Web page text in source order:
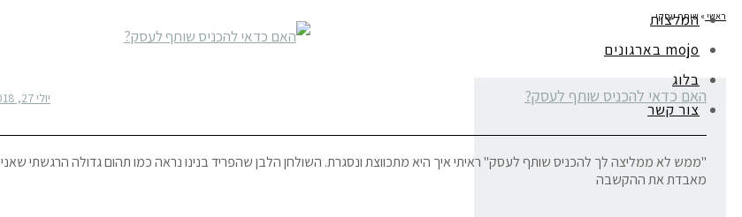
המלצות
mojo בארגונים
בלוג
צור קשר
ראשי » שותף עסקי
האם כדאי להכניס שותף לעסק? יולי 27, 2018
"ממש לא ממליצה לך להכניס שותף לעסק" ראיתי איך היא מתכווצת ונסגרת. השולחן הלבן שהפריד בנינו נראה כמו תהום גדולה הרגשתי שאני
מאבדת את ההקשבה